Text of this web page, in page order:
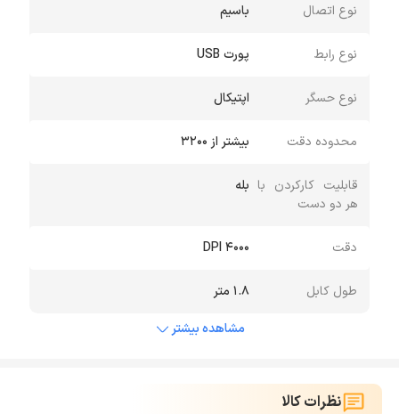
نوع اتصال باسیم
نوع رابط پورت USB
نوع حسگر اپتیکال
محدوده دقت بیشتر از 3200
قابلیت کارکردن با
هر دو دست
بله
دقت 4000 DPI
طول کابل
1.8 متر
مشاهده بیشتر
نظرات کالا